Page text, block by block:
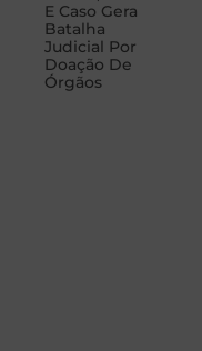
E Caso Gera
Batalha
Judicial Por
Doação De
Órgãos